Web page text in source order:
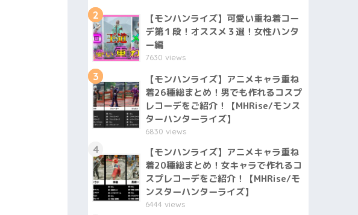
2
【モンハンライズ】可愛い重ね着コー
デ第１段！オススメ３選！女性ハンタ
ー編
7630 views
3
【モンハンライズ】アニメキャラ重ね
着26種総まとめ！男でも作れるコスプ
レコーデをご紹介！【MHRise/モンス
ターハンターライズ】
6830 views
4
【モンハンライズ】アニメキャラ重ね
着20種総まとめ！女キャラで作れるコ
スプレコーデをご紹介！【MHRise/モ
ンスターハンターライズ】
6444 views